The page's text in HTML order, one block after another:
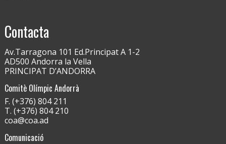
Contacta
Av.Tarragona 101 Ed.Principat A 1-2
AD500 Andorra la Vella
PRINCIPAT D’ANDORRA
Comitè Olímpic Andorrà
F. (+376) 804 211
T. (+376) 804 210
coa@coa.ad
Comunicació